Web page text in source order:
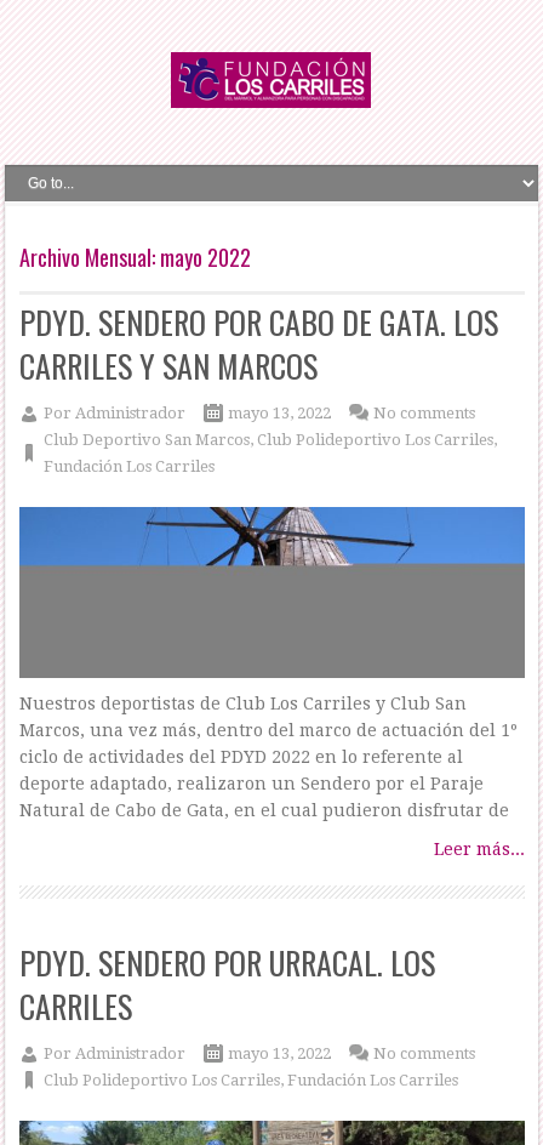
Archivo Mensual:mayo 2022
PDYD. SENDERO POR CABO DE GATA. LOS
CARRILES Y SAN MARCOS
PorAdministrador
mayo 13, 2022
Club Deportivo San Marcos, Club Polideportivo Los Carriles,
Fundación Los Carriles
No comments
Nuestros deportistas de Club Los Carriles y Club San
Marcos, una vez más, dentro del marco de actuación del 1º
ciclo de actividades del PDYD 2022 en lo referente al
deporte adaptado, realizaron un Sendero por el Paraje
Natural de Cabo de Gata, en el cual pudieron disfrutar de
Leer más...
PDYD. SENDERO POR URRACAL. LOS
CARRILES
PorAdministrador
mayo 13, 2022
Club Polideportivo Los Carriles,Fundación Los Carriles
No comments